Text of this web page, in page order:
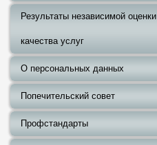
Результаты независимой оценки
качества услуг
О персональных данных
Попечительский совет
Профстандарты